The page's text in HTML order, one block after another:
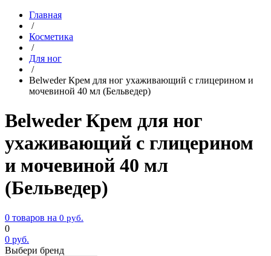
Главная
/
Косметика
/
Для ног
/
Belweder Крем для ног ухаживающий с глицерином и
мочевиной 40 мл (Бельведер)
Belweder Крем для ног
ухаживающий с глицерином
и мочевиной 40 мл
(Бельведер)
0 товаров на 0 руб.
0
0 руб.
Выбери бренд